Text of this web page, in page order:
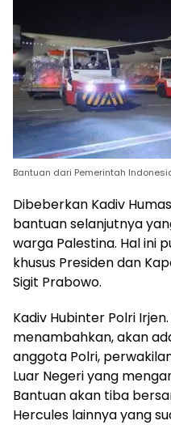
Bantuan dari Pemerintah
Dibeberkan Kadiv
bantuan selanjutnya
warga Palestina. Hal ini
khusus Presiden dan
Sigit Prabowo.
Kadiv Hubinter Polri
menambahkan, akan
anggota Polri,
Luar Negeri yang
Bantuan akan tiba
Hercules lainnya yang